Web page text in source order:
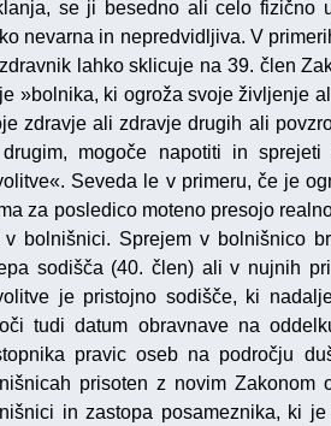
se ji besedno ali celo fizično
nevarna in nepredvidljiva. V
lahko sklicuje na 39. člen
»bolnika, ki ogroža svoje življenje
zdravje ali zdravje drugih ali
mogoče napotiti in
Seveda le v primeru, če je
za posledico moteno presojo
v bolnišnici. Sprejem v bolnišnico
sodišča (40. člen) ali v nujnih
je pristojno sodišče, ki
tudi datum obravnave na
pravic oseb na področju
prisoten z novim Zakonom
in zastopa posameznika, ki